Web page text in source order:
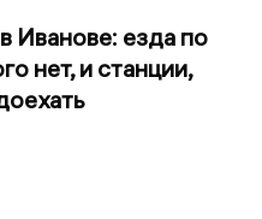
Иванове: езда по
нет, и станции,